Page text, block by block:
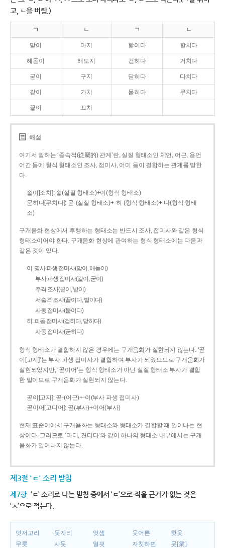
고, ㄴ을 버림.)
ㄱ ㄴ ㄱ ㄴ
맏이 마지 핥이다 할치다
해돋이 해도지 걷히다 거치다
굳이 구지 닫히다 다치다
같이 가치 묻히다 무치다
끝이 끄치
해설
여기서 말하는 ‘종속적(從屬的) 관계’란, 실질 형태소인 체언, 어근, 용언
어간 등에 형식 형태소인 조사, 접미사, 어미 등이 결합하는 관계를 말한
다.
솥이[소치]: 솥(실질 형태소)+이(형식 형태소)
묻히다[무치다]: 묻­-(실질 형태소)+­-히­-(형식 형태소)+-다(형식 형태
소)
구개음화 현상에서 후행하는 형태소는 반드시 조사, 접미사와 같은 형식
형태소이어야 한다. 구개음화 현상에 관여하는 형식 형태소에는 다음과
같은 것이 있다.
이: 명사 파생 접미사(맏이, 해돋이)
부사 파생 접미사(같이, 굳이)
주격 조사(끝이, 밭이)
서술격 조사(끝이다, 밭이다)
사동 접미사(붙이다)
히: 피동 접미사(걷히다, 닫히다)
사동 접미사(굳히다)
형식 형태소가 결합하지 않은 경우에는 구개음화가 실현되지 않는다. ‘곧
이[고지]’는 부사 파생 접미사가 결합하여 부사가 되었으므로 구개음화가
실현되었지만, ‘곧이어’는 형식 형태소가 아닌 실질 형태소 부사가 결합
한 말이므로 구개음화가 실현되지 않는다.
곧이[고지]: 곧-­(어근)+­-이(부사 파생 접미사)
곧이어[고디어]: 곧(부사)+이어(부사)
현재 표준어에서 구개음화는 형태소와 형태소가 결합할 때 일어나는 현
상이다. 그러므로 ‘마디, 견디다’와 같이 하나의 형태소 내부에서는 구개
음화가 일어나지 않는다.
제3절 'ㄷ' 소리 받침
제7항 ‘ㄷ’ 소리로 나는 받침 중에서 ‘ㄷ’으로 적을 근거가 없는 것은
‘ㅅ’으로 적는다.
덧저고리 돗자리 엇셈 웃어른
핫옷
무릇
사뭇 얼핏 자칫하면
뭇[衆]